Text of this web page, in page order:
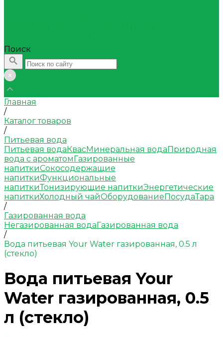
Поиск
Главная
/
Каталог товаров
/
Питьевая вода
Питьевая водаКвасМинеральная водаПриродная
вода с ароматомГазированные
напиткиСокосодержащие
напиткиФункциональные
напиткиТонизирующие напиткиЭнергетические
напиткиХолодный чайОборудованиеПосудаТара
/
Газированная вода
Негазированная водаГазированная вода
/
Вода питьевая Your Water газированная, 0.5 л
(стекло)
Вода питьевая Your
Water газированная, 0.5
л (стекло)